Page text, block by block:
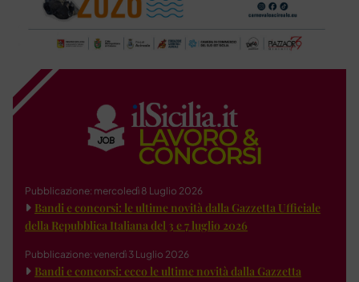
Pubblicazione: mercoledì 8 Luglio 2026
Bandi e concorsi: le ultime novità dalla Gazzetta Ufficiale
della Repubblica Italiana del 3 e 7 luglio 2026
Pubblicazione: venerdì 3 Luglio 2026
Bandi e concorsi: ecco le ultime novità dalla Gazzetta